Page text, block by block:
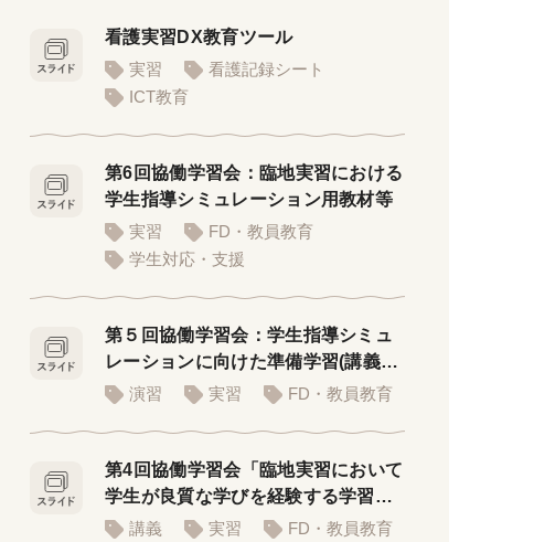
看護実習DX教育ツール
実習
看護記録シート
ICT教育
第6回協働学習会：臨地実習における
学生指導シミュレーション用教材等
実習
FD・教員教育
学生対応・支援
第５回協働学習会：学生指導シミュ
レーションに向けた準備学習(講義者
用PPT)
演習 実習 FD・教員教育
第4回協働学習会「臨地実習において
学生が良質な学びを経験する学習環
境」講義 実習 FD・教員教育